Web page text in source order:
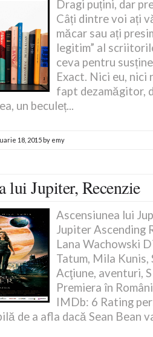
Dragi puțini, dar
Câți dintre voi ați
măcar sau ați
legitim” al
ceva pentru
Exact. Nici eu, nici
fapt dezamăgitor,
un beculeț...
18, 2015 by emy
lui Jupiter, Recenzie
Ascensiunea lui
Jupiter Ascending
Lana Wachowski
Tatum, Mila Kunis,
Acţiune, aventuri,
Premiera în
IMDb: 6 Rating
de a afla dacă Sean Bean